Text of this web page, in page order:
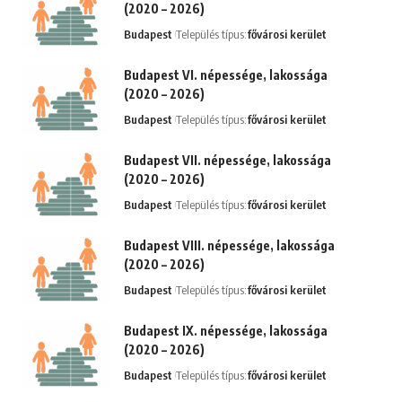
(2020 – 2026)
Budapest Település típus:fővárosi kerület
Budapest VI. népessége, lakossága
(2020 – 2026)
Budapest Település típus:fővárosi kerület
Budapest VII. népessége, lakossága
(2020 – 2026)
Budapest Település típus:fővárosi kerület
Budapest VIII. népessége, lakossága
(2020 – 2026)
Budapest Település típus:fővárosi kerület
Budapest IX. népessége, lakossága
(2020 – 2026)
Budapest Település típus:fővárosi kerület